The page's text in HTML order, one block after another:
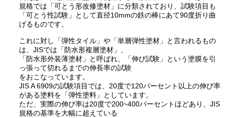
規格では「可とう形改修塗材」に分類されており、試験項目も
「可とう性試験」として直径10mmの鉄の棒にあて90度折り曲
げるものです。
これに対し「弾性タイル」や「単層弾性塗材」と言われるもの
は、JISでは「防水形複層塗材」、
「防水形外装薄塗材」と呼ばれ、「伸び試験」という塗膜を引
っ張って切れるまでの伸長率の試験
をおこなっています。
JIS A 6909の試験項目では、20度で120パーセント以上の伸び率
がある塗料を「弾性塗料」としています。
ただ、実際の伸び率は20度で200~400パーセントほどあり、JIS
規格の基準を大幅に超えている